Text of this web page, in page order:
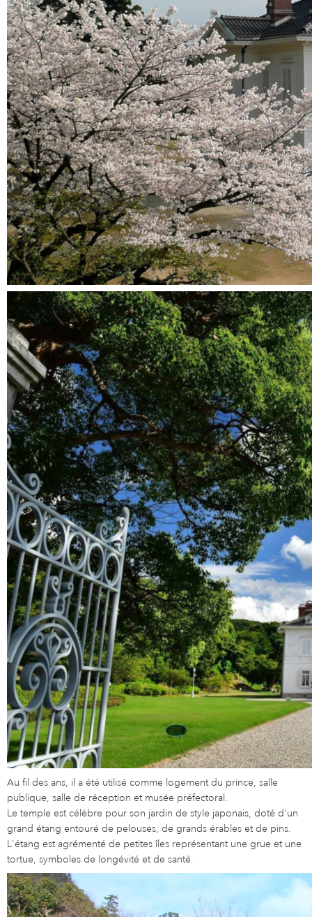
Au fil des ans, il a été utilisé comme logement du prince, salle
publique, salle de réception et musée préfectoral.
Le temple est célèbre pour son jardin de style japonais, doté d'un
grand étang entouré de pelouses, de grands érables et de pins.
L'étang est agrémenté de petites îles représentant une grue et une
tortue, symboles de longévité et de santé.